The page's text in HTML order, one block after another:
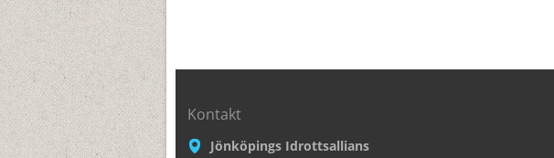
Kontakt
Jönköpings Idrottsallians